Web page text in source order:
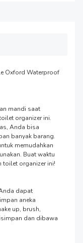
Oxford Waterproof
mandi saat
organizer ini.
Anda bisa
banyak barang.
memudahkan
Buat waktu
toilet organizer ini!
aneka
up, brush,
dan dibawa